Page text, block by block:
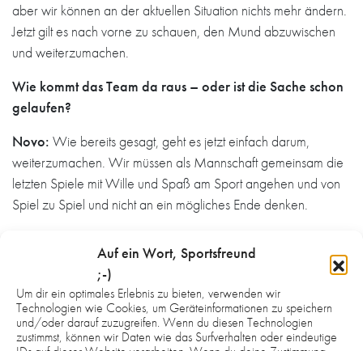
Auf ein Wort, Sportsfreund
;-)
Um dir ein optimales Erlebnis zu bieten, verwenden wir
Technologien wie Cookies, um Geräteinformationen zu speichern
und/oder darauf zuzugreifen. Wenn du diesen Technologien
zustimmst, können wir Daten wie das Surfverhalten oder eindeutige
aber wir können an der aktuellen Situation nichts mehr ändern.
Jetzt gilt es nach vorne zu schauen, den Mund abzuwischen
und weiterzumachen.
Wie kommt das Team da raus – oder ist die Sache schon
gelaufen?
Novo: Wie bereits gesagt, geht es jetzt einfach darum,
weiterzumachen. Wir müssen als Mannschaft gemeinsam die
letzten Spiele mit Wille und Spaß am Sport angehen und von
Spiel zu Spiel und nicht an ein mögliches Ende denken.
Mit den Rhein-Neckar Löwen kommt eine Mannschaft,
die aus vielen jungen Spielern besteht, welche eine sehr gute
Ausbildung genossen haben und bis jetzt eine sehr gute Runde
spielen. Verbindungen habe ich vor allem aus meiner Zeit